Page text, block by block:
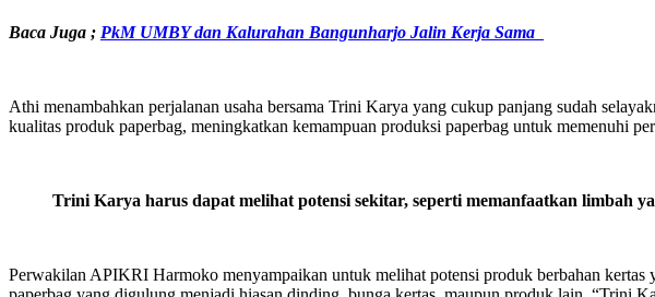
Baca Juga ; PkM UMBY dan Kalurahan Bangunharjo Jalin Kerja Sama
Athi menambahkan perjalanan usaha bersama Trini Karya yang cukup panjang sudah
kualitas produk paperbag, meningkatkan kemampuan produksi paperbag untuk memenuhi
Trini Karya harus dapat melihat potensi sekitar, seperti memanfaatkan limbah
Perwakilan APIKRI Harmoko menyampaikan untuk melihat potensi produk berbahan